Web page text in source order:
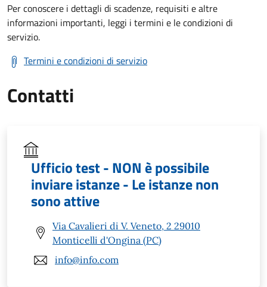
Per conoscere i dettagli di scadenze, requisiti e altre
informazioni importanti, leggi i termini e le condizioni di
servizio.
Termini e condizioni di servizio
Contatti
Ufficio test - NON è possibile
inviare istanze - Le istanze non
sono attive
Via Cavalieri di V. Veneto, 2 29010
Monticelli d'Ongina (PC)
info@info.com